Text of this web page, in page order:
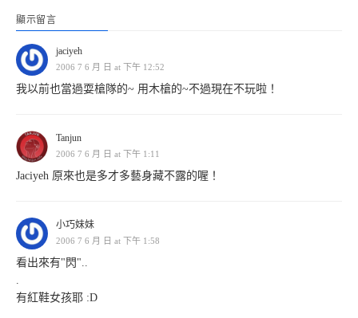
顯示留言
jaciyeh
2006 7 6 月 日 at 下午 12:52
我以前也當過耍槍隊的~ 用木槍的~不過現在不玩啦！
Tanjun
2006 7 6 月 日 at 下午 1:11
Jaciyeh 原來也是多才多藝身藏不露的喔！
小巧妹妹
2006 7 6 月 日 at 下午 1:58
看出來有"閃"..
有紅鞋女孩耶 :D